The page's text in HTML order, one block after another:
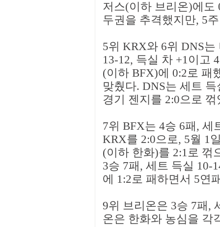
저스(이하 브리온)에도
두권을 추격했지만, 5
5위 KRX와 6위 DNS
13-12, 득실 차 +1이고
(이하 BFX)에 0:2로 패
맞췄다. DNS는 세트
경기 젠지를 2:0으로
7위 BFX는 4승 6패, 세
KRX를 2:0으로, 5월 1
(이하 한화)를 2:1로 꺾
3승 7패, 세트 득실 10-
에 1:2로 패하면서 5연
9위 브리온은 3승 7패,
온은 한화와 농심을 각